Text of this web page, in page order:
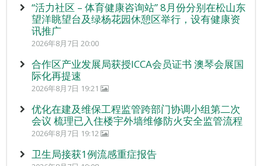
“活力社区 – 体育健康咨询站” 8月份分别在松山东
望洋眺望台及绿杨花园休憩区举行，设有健康资
讯推广
2026年8月7日 20:00
合作区产业发展局获授ICCA会员证书 澳琴会展国
际化再提速
2026年8月7日 19:21
优化在建及维保工程监管跨部门协调小组第二次
会议 梳理已入住楼宇外墙维修防火安全监管流程
2026年8月7日 19:12
卫生局接获1例流感重症报告